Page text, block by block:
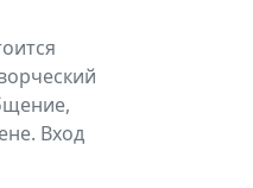
Вход